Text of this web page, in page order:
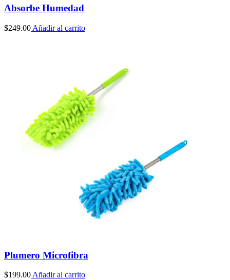
Absorbe Humedad
$249.00 Añadir al carrito
Plumero Microfibra
$199.00 Añadir al carrito